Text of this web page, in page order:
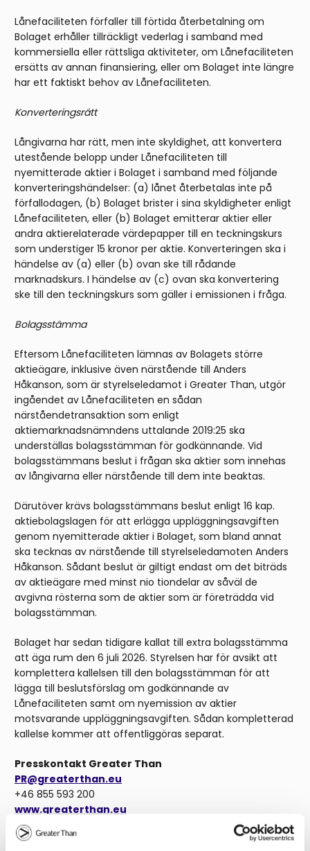
Lånefaciliteten förfaller till förtida återbetalning om
Bolaget erhåller tillräckligt vederlag i samband med
kommersiella eller rättsliga aktiviteter, om Lånefaciliteten
ersätts av annan finansiering, eller om Bolaget inte längre
har ett faktiskt behov av Lånefaciliteten.
Konverteringsrätt
Långivarna har rätt, men inte skyldighet, att konvertera
utestående belopp under Lånefaciliteten till
nyemitterade aktier i Bolaget i samband med följande
konverteringshändelser: (a) lånet återbetalas inte på
förfallodagen, (b) Bolaget brister i sina skyldigheter enligt
Lånefaciliteten, eller (b) Bolaget emitterar aktier eller
andra aktierelaterade värdepapper till en teckningskurs
som understiger 15 kronor per aktie. Konverteringen ska i
händelse av (a) eller (b) ovan ske till rådande
marknadskurs. I händelse av (c) ovan ska konvertering
ske till den teckningskurs som gäller i emissionen i fråga.
Bolagsstämma
Eftersom Lånefaciliteten lämnas av Bolagets större
aktieägare, inklusive även närstående till Anders
Håkanson, som är styrelseledamot i Greater Than, utgör
ingåendet av Lånefaciliteten en sådan
närståendetransaktion som enligt
aktiemarknadsnämndens uttalande 2019:25 ska
underställas bolagsstämman för godkännande. Vid
bolagsstämmans beslut i frågan ska aktier som innehas
av långivarna eller närstående till dem inte beaktas.
Därutöver krävs bolagsstämmans beslut enligt 16 kap.
aktiebolagslagen för att erlägga uppläggningsavgiften
genom nyemitterade aktier i Bolaget, som bland annat
ska tecknas av närstående till styrelseledamoten Anders
Håkanson. Sådant beslut är giltigt endast om det biträds
av aktieägare med minst nio tiondelar av såväl de
avgivna rösterna som de aktier som är företrädda vid
bolagsstämman.
Bolaget har sedan tidigare kallat till extra bolagsstämma
att äga rum den 6 juli 2026. Styrelsen har för avsikt att
komplettera kallelsen till den bolagsstämman för att
lägga till beslutsförslag om godkännande av
Lånefaciliteten samt om nyemission av aktier
motsvarande uppläggningsavgiften. Sådan kompletterad
kallelse kommer att offentliggöras separat.
Presskontakt Greater Than
PR@greaterthan.eu
+46 855 593 200
www.greaterthan.eu
Om Greater Than